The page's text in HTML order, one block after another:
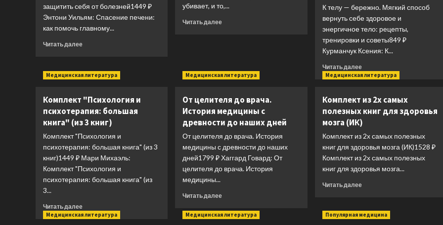
защитить себя от болезней1449 ₽
Энтони Уильям: Спасение печени:
как помочь главному...
Читать далееПрочитать
Спасение
печени:
помочь
главному
фильтру
организма
и
защитить
себя
убивает, и то,...
Читать далееПрочитать
убивает,
что
делает
нас
К телу — бережно. Мягкий способ
вернуть себе здоровое и
энергичное тело: рецепты,
тренировки и советы849 ₽
Курманчук Ксения: К...
Читать далееПрочитать
больше
телу
—
бережно.
способ
вернуть
себе
здоровое
энергичное
тренировки
Медицинская литература
Комплект "Психология и
психотерапия: большая
книга" (из 3 книг)
Комплект "Психология и
психотерапия: большая книга" (из 3
книг)1449 ₽ Мари Михаэль:
Комплект "Психология и
психотерапия: большая книга" (из
3...
Читать далееПрочитать
больше
Медицинская литература
От целителя до врача.
История медицины с
древности до наших дней
От целителя до врача. История
медицины с древности до наших
дней1799 ₽ Хаггард Говард: От
целителя до врача. История
медицины...
Читать далееПрочитать
о
Медицинская литература
Комплект из 2х самых
полезных книг для здоровья
мозга (ИК)
Комплект из 2х самых полезных
книг для здоровья мозга (ИК)1528 ₽
Комплект из 2х самых полезных
книг для здоровья мозга...
Читать далееПрочитать
Комплект
из
Медицинская литература Медицинская литература Популярная медицина